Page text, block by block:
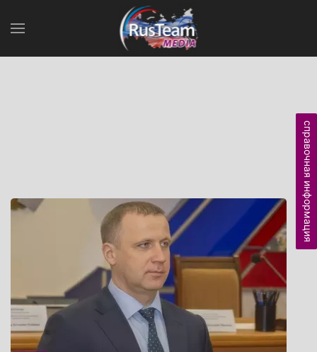
справочная информация